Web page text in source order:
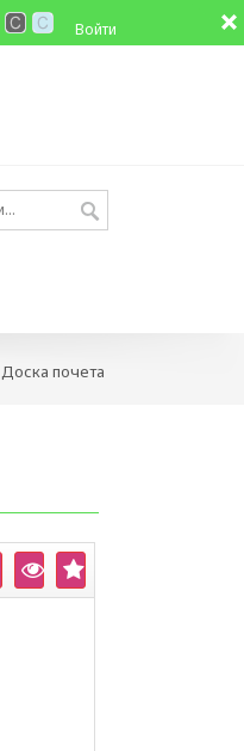
Войти
Доска почета